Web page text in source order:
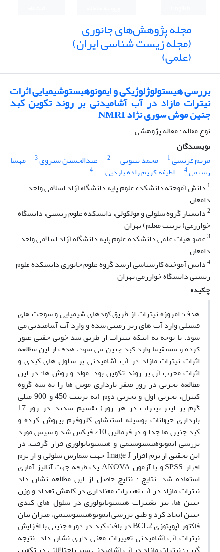
مجله پژوهش‌های جانوری
(مجله زیست شناسی ایران)
(علمی)
بررسی هیستولوژلوژیکی و ایمونوهیستوشیمیایی اثرات
نیترات مازاد در آب آشامیدنی بر روند تکوین کبد
جنین موش سوری نژاد NMRI
نوع مقاله : مقاله پژوهشی
نویسندگان
مریم قریشی1 محمد نبیونی 2 عبدالحسین شیروی3
مهسا
رستمی4 لطیفه کریم زاده باردیی
4
1 دانش آموخته دانشکده علوم پایه دانشگاه آزاد اسلامی واحد
دامغان
2دانشیار گروه سلولی و مولکولی، دانشکده علوم زیستی، دانشگاه
خوارزمی( تربیت معلم) تهران
3عضو هیات علمی دانشکده علوم پایه دانشگاه آزاد اسلامی واحد
دامغان
4دانش آموخته کارشناسی ارشد گروه علوم جانوری دانشکده علوم
زیستی دانشگاه خوارزمی تهران
چکیده
هدف: امروزه نیترات از طریق کودهای شیمیایی و سوخت های
فسیلی وارد آب های زیر زمینی شده و وارد آب آشامیدنی می
شود. با توجه به اینکه نیترات از طریق سد خونی جفتی عبور
کرده و مستقیما وارد کبد جنین می شود، هدف از این مطالعه
اثرات نیترات مازاد در آب آشامیدنی بر سلول های کبدی و
اثرات مخرب آن بر روند تکوین بود. مواد و روش ها: در این
مطالعه تجربی در روز صفر بارداری موش ها را به سه گروه
کنترل، تجربی اول و تجربی دوم (به ترتیب 450 و 900 میلی
گرم بر لیتر نیترات در هر روز) تقسیم شدند. در روز 17
بارداری حیوانات بوسیله استنشاق کلروفرم بیهوش کرده و
کبد جنین ها جدا و در فرمالین 10% فیکس شد و سپس مورد
بررسی ایمونوهیستوشیمی و هیستوپاتولوژی قرار گرفت. در
این تحقیق از نرم افزار Image J جهت شمارش سلولی و از نرم
افزار SPSS و با آزمون ANOVA یک طرفه جهت آنالیز آماری
استفاده شد. نتایج : نتایج حاصل از این مطالعه نشان داد
نیترات مازاد در آب تغییرات معناداری در کاهش تعداد و وزن
جنین ها، نیز تغییرات هیستوپاتولوژی در سلول های کبدی
جنین ایجاد کرد و طبق بررسی ایمونوهیستوشیمی، میزان بیان
فاکتور آپوپتوزی BCL2 در بافت کبد در دوره جنینی با افزایش
نیترات آب آشامیدنی تغییرات معنی داری نشان داد. نتیجه